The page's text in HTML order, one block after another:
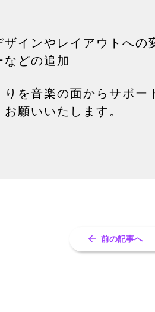
インやレイアウトへの
などの追加
を音楽の面からサポ
願いいたします。
前の記事へ